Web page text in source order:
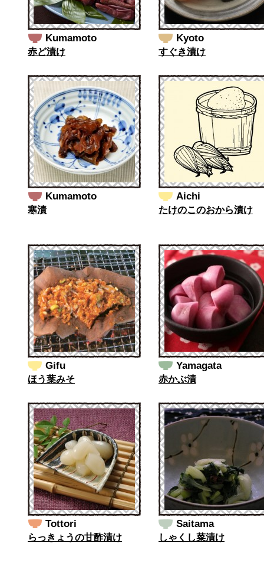
Kumamoto
赤ど漬け
Kyoto
すぐき漬け
Kumamoto
寒漬
Aichi
たけのこのおから漬け
Gifu
ほう葉みそ
Yamagata
赤かぶ漬
Tottori
らっきょうの甘酢漬け
Saitama
しゃくし菜漬け